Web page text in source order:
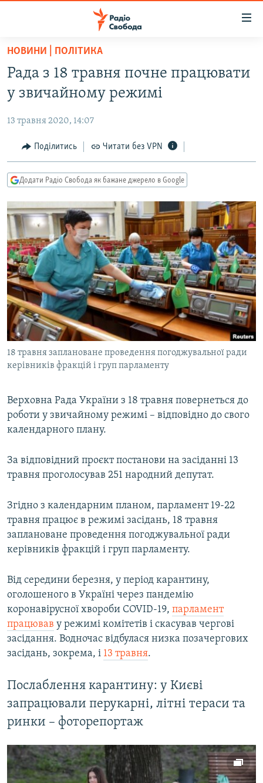
Перейти
основного
матеріалу
Перейти
до
навігації
Перейти
до
ВСЕ ЗА ДОБУ
ПОЛІТИКА
ЕКОНОМІКА
КУЛЬТУРА
СПОРТ
УКРАЇНА
СВІТ
ВІЙНА
РОСІЙСЬКА «ФІЛЬТРАЦІЯ»
КРИМ.РЕАЛІЇ
ТИ ЯК?
СХЕМИ
КИТАЙ.ВИКЛИКИ
МУЛЬТИМЕДІА
ФОТО
СПЕЦПРОЄКТИ
ПОДКАСТИ
КРИМ РЕАЛІЇ
УКР
КТАТ
ДОЛУЧАЙСЯ!
Усі сайти RFE/RL
НОВИНИ | ПОЛІТИКА
Рада з 18 травня почне працювати
у звичайному режимі
13 травня 2020, 14:07
Поділитись Читати без VPN
Додати Радіо Свобода як бажане джерело в Google
18 травня заплановане проведення погоджувальної ради
керівників фракцій і груп парламенту
Верховна Рада України з 18 травня повернеться до
роботи у звичайному режимі – відповідно до свого
календарного плану.
За відповідний проєкт постанови на засіданні 13
травня проголосував 251 народний депутат.
Згідно з календарним планом, парламент 19-22
травня працює в режимі засідань, 18 травня
заплановане проведення погоджувальної ради
керівників фракцій і груп парламенту.
Від середини березня, у період карантину,
оголошеного в Україні через пандемію
коронавірусної хвороби COVID-19, парламент
працював у режимі комітетів і скасував чергові
засідання. Водночас відбулася низка позачергових
засідань, зокрема, і 13 травня.
Послаблення карантину: у Києві
запрацювали перукарні, літні тераси та
ринки – фоторепортаж